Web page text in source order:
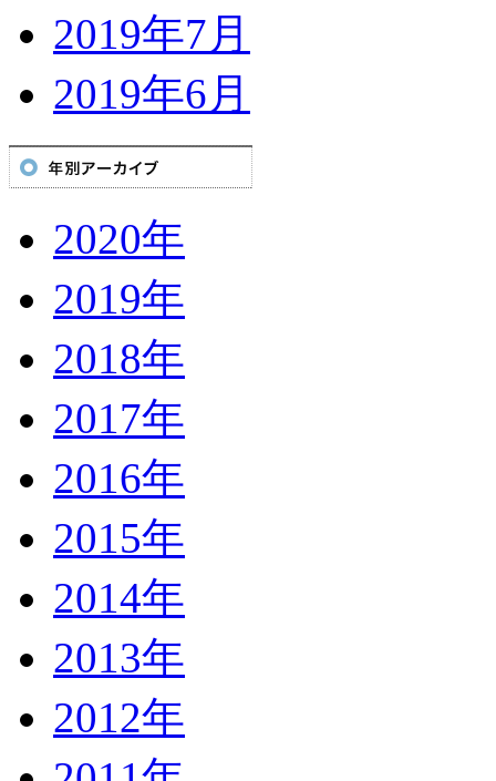
2019年7月
2019年6月
2020年
2019年
2018年
2017年
2016年
2015年
2014年
2013年
2012年